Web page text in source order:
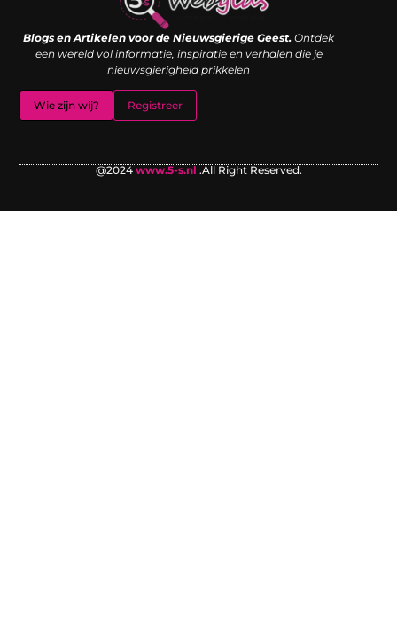
Blogs en Artikelen voor de Nieuwsgierige Geest. Ontdek
een wereld vol informatie, inspiratie en verhalen die je
nieuwsgierigheid prikkelen
Wie zijn wij? Registreer
@2024www.5-s.nl .All Right Reserved.